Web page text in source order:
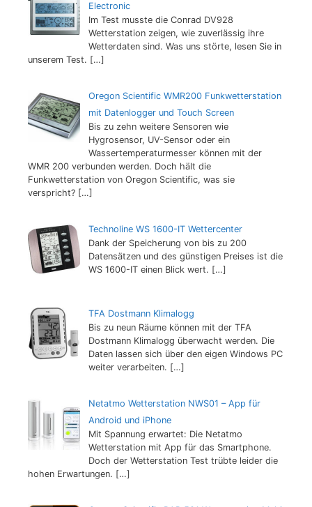
Electronic
Im Test musste die Conrad DV928
Wetterstation zeigen, wie zuverlässig ihre
Wetterdaten sind. Was uns störte, lesen Sie in
unserem Test. […]
Oregon Scientific WMR200 Funkwetterstation
mit Datenlogger und Touch Screen
Bis zu zehn weitere Sensoren wie
Hygrosensor, UV-Sensor oder ein
Wassertemperaturmesser können mit der
WMR 200 verbunden werden. Doch hält die
Funkwetterstation von Oregon Scientific, was sie
verspricht? […]
Technoline WS 1600-IT Wettercenter
Dank der Speicherung von bis zu 200
Datensätzen und des günstigen Preises ist die
WS 1600-IT einen Blick wert. […]
TFA Dostmann Klimalogg
Bis zu neun Räume können mit der TFA
Dostmann Klimalogg überwacht werden. Die
Daten lassen sich über den eigen Windows PC
weiter verarbeiten. […]
Netatmo Wetterstation NWS01 – App für
Android und iPhone
Mit Spannung erwartet: Die Netatmo
Wetterstation mit App für das Smartphone.
Doch der Wetterstation Test trübte leider die
hohen Erwartungen. […]